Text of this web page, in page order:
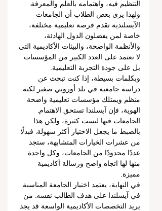
التنظيم فيه، واهتمامه بالعلم والمعرفة.
ولهذا يرى بعض الطلاب أن الجامعات
الآيسلندية تقدم فرصة تعليمية مختلفة،
خاصة لمن يفضلون الدول الهادئة،
والأنظمة الواضحة، والبيئات الأكاديمية التي
لا تعتمد على العدد الكبير من المؤسسات
بل على جودة التجربة التعليمية.
وبكلمات بسيطة، إذا كنت تبحث عن
دراسة جامعية في بلد أوروبي صغير لكنه
منظم ويمتلك مؤسسات تعليمية واضحة
الهوية، فإن آيسلندا تستحق الاهتمام.
الجامعات فيها ليست كثيرة، ولكن هذا
بالضبط ما يجعل الاختيار أكثر سهولة. فبدلًا
من عشرات الخيارات المتشابهة، ستجد
عددًا محدودًا من الجامعات، وكل واحدة
منها لها اتجاه واضح ورسالة أكاديمية
مميزة.
في النهاية، يعتمد اختيار الجامعة المناسبة
في آيسلندا على هدف الطالب نفسه. من
يريد التخصصات الأكاديمية الواسعة قد يجد